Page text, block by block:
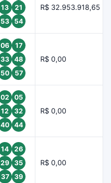
13
21
53
54
R$ 32.953.918,65
06
17
33
48
50
57
R$ 0,00
02
05
12
32
40
44
R$ 0,00
14
26
29
35
37
39
R$ 0,00